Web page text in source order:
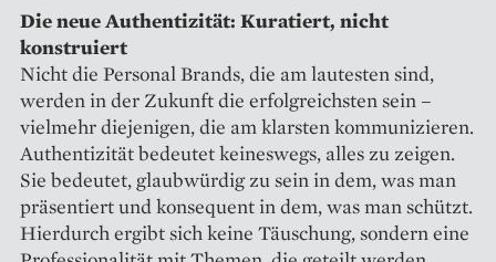
Die neue Authentizität: Kuratiert, nicht
konstruiert
Nicht die Personal Brands, die am lautesten sind,
werden in der Zukunft die erfolgreichsten sein –
vielmehr diejenigen, die am klarsten kommunizieren.
Authentizität bedeutet keineswegs, alles zu zeigen.
Sie bedeutet, glaubwürdig zu sein in dem, was man
präsentiert und konsequent in dem, was man schützt.
Hierdurch ergibt sich keine Täuschung, sondern eine